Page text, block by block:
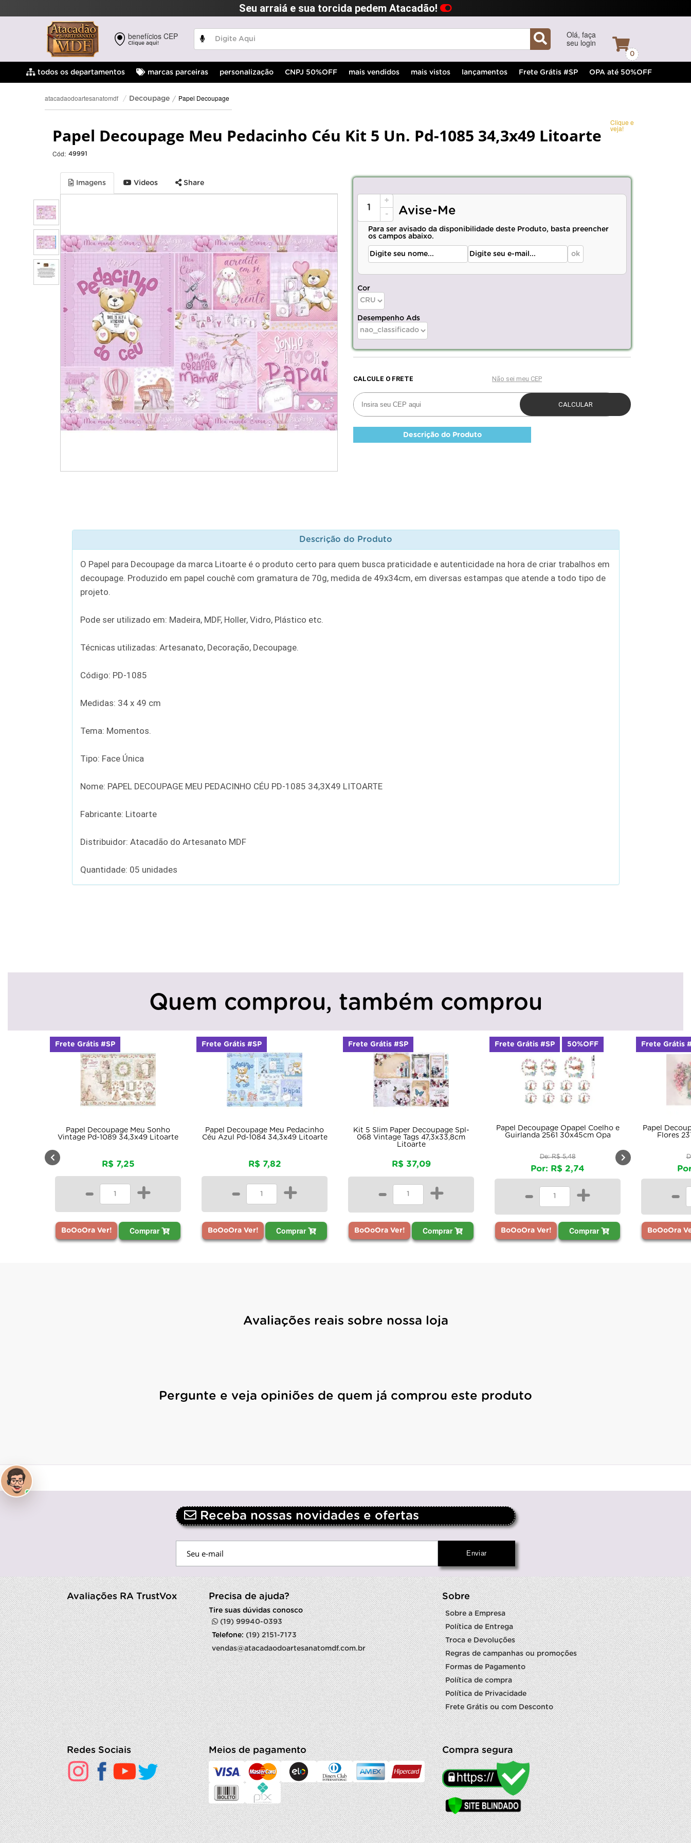
Seu arraiá e sua torcida pedem Atacadão!
benefícios CEP
Clique aqui!
Olá, faça
seu login
0
todos os departamentos marcas parceiras personalização CNPJ 50%OFF mais vendidos mais vistos lançamentos Frete Grátis #SP OPA até 50%OFF
atacadaodoartesanatomdf Decoupage Papel Decoupage
Papel Decoupage Meu Pedacinho Céu Kit 5 Un. Pd-1085 34,3x49 Litoarte
Cód: 49991
Clique e
veja!
Imagens Videos Share
+
-
Avise-Me
Para ser avisado da disponibilidade deste Produto, basta preencher
os campos abaixo.
Cor
Desempenho Ads
Descrição do Produto
Descrição do Produto
O Papel para Decoupage da marca Litoarte é o produto certo para quem busca praticidade e autenticidade na hora de criar trabalhos em
decoupage. Produzido em papel couchê com gramatura de 70g, medida de 49x34cm, em diversas estampas que atende a todo tipo de
projeto.
Pode ser utilizado em: Madeira, MDF, Holler, Vidro, Plástico etc.
Técnicas utilizadas: Artesanato, Decoração, Decoupage.
Código: PD-1085
Medidas: 34 x 49 cm
Tema: Momentos.
Tipo: Face Única
Nome: PAPEL DECOUPAGE MEU PEDACINHO CÉU PD-1085 34,3X49 LITOARTE
Fabricante: Litoarte
Distribuidor: Atacadão do Artesanato MDF
Quantidade: 05 unidades
Quem comprou, também comprou
Papel Decoupage Meu Sonho
Vintage Pd-1089 34,3x49 Litoarte
R$ 7,25
- +
BoOoOra Ver! Comprar
Frete Grátis #SP
Papel Decoupage Meu Pedacinho
Céu Azul Pd-1084 34,3x49 Litoarte
R$ 7,82
- +
BoOoOra Ver! Comprar
Frete Grátis #SP
Kit 5 Slim Paper Decoupage Spl-
068 Vintage Tags 47,3x33,8cm
Litoarte
R$ 37,09
- +
BoOoOra Ver! Comprar
Frete Grátis #SP
Papel Decoupage Opapel Coelho e
Guirlanda 2561 30x45cm Opa
De: R$ 5,48
Por: R$ 2,74
- +
BoOoOra Ver! Comprar
Frete Grátis #SP 50%OFF
Papel
Flores
-
BoOoOra
Frete Grátis
Avaliações reais sobre nossa loja
Pergunte e veja opiniões de quem já comprou este produto
Receba nossas novidades e ofertas
Avaliações RA TrustVox Precisa de ajuda?
Tire suas dúvidas conosco
(19) 99940-0393
Telefone:(19) 2151-7173
vendas@atacadaodoartesanatomdf.com.br
Sobre
Sobre a Empresa
Política de Entrega
Troca e Devoluções
Regras de campanhas ou promoções
Formas de Pagamento
Política de compra
Política de Privacidade
Frete Grátis ou com Desconto
Redes Sociais Meios de pagamento Compra segura